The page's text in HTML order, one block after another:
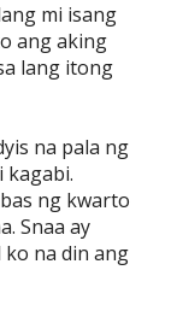
mi isang
ang aking
lang itong
na pala ng
kagabi.
ng kwarto
Snaa ay
ko na din ang